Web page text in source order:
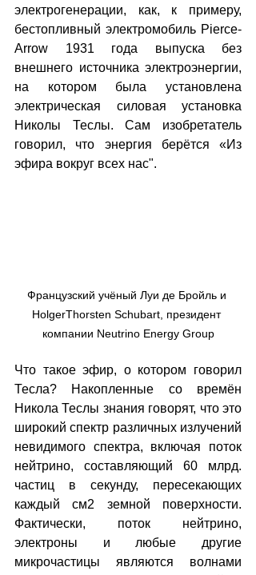
электрогенерации, как, к примеру,
бестопливный электромобиль Pierce-
Arrow 1931 года выпуска без
внешнего источника электроэнергии,
на котором была установлена
электрическая силовая установка
Николы Теслы. Сам изобретатель
говорил, что энергия берётся «Из
эфира вокруг всех нас".
Французский учёный Луи де Бройль и
HolgerThorsten Schubart, президент
компании Neutrino Energy Group
Что такое эфир, о котором говорил
Тесла? Накопленные со времён
Никола Теслы знания говорят, что это
широкий спектр различных излучений
невидимого спектра, включая поток
нейтрино, составляющий 60 млрд.
частиц в секунду, пересекающих
каждый см2 земной поверхности.
Фактически, поток нейтрино,
электроны и любые другие
микрочастицы являются волнами